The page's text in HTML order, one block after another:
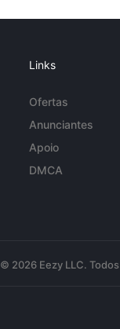
Links
Ofertas
Anunciantes
Apoio
DMCA
© 2026 Eezy LLC.